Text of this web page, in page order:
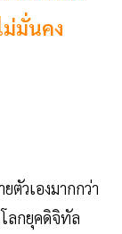
ม่มั่นคง
วเองมากกว่า
ลกยุคดิจิทัล